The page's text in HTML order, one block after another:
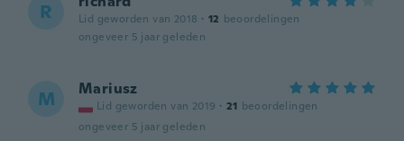
R Lid geworden van 2018 · 12 beoordelingen
ongeveer 5 jaar geleden
M Mariusz
Lid geworden van 2019 · 21 beoordelingen
ongeveer 5 jaar geleden